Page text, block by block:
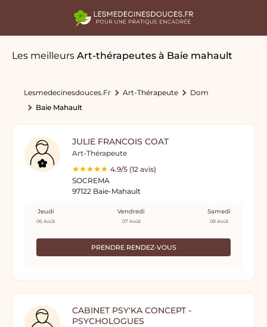
Les meilleurs Art-thérapeutes à Baie mahault
Lesmedecinesdouces.fr Art-Thérapeute
Dom
Baie Mahault
JULIE FRANCOIS COAT
Art-Thérapeute
4.9/5 (12 avis)
SOCREMA
97122 Baie-Mahault
PRENDRE RENDEZ-VOUS
Jeudi
06 Août
Vendredi
07 Août
Samedi
08 Août
CABINET PSY'KA CONCEPT -
PSYCHOLOGUES